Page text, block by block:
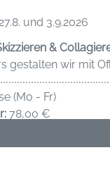
und 3.9.2026
&
gestalten wir mit
(Mo - Fr)
78,00 €